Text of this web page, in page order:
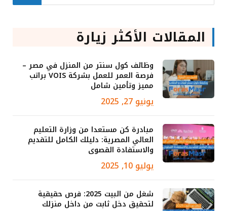
المقالات الأكثر زيارة
وظائف كول سنتر من المنزل في مصر –
فرصة العمر للعمل بشركة VOIS براتب
مميز وتأمين شامل
يونيو 27, 2025
مبادرة كن مستعدا من وزارة التعليم
العالي المصرية: دليلك الكامل للتقديم
والاستفادة القصوى
يوليو 10, 2025
شغل من البيت 2025: فرص حقيقية
لتحقيق دخل ثابت من داخل منزلك